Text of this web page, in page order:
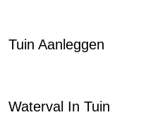
Tuin Aanleggen
Waterval In Tuin